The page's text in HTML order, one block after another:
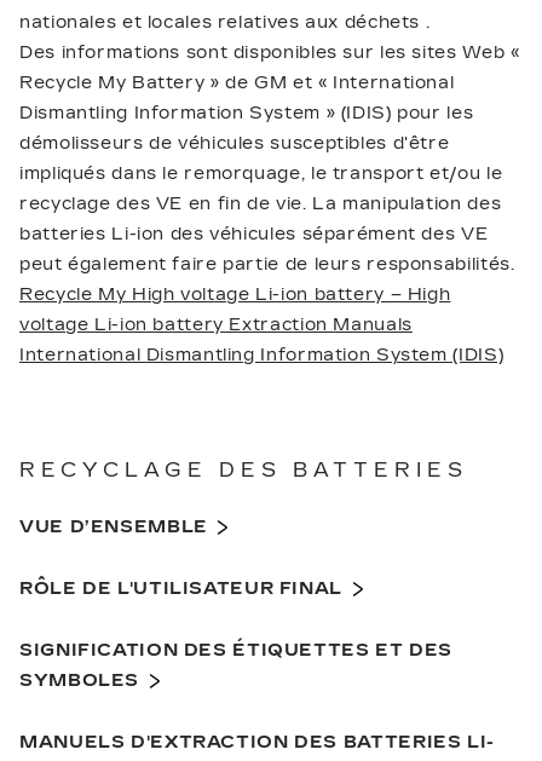
nationales et locales relatives aux déchets .
Des informations sont disponibles sur les sites Web «
Recycle My Battery » de GM et « International
Dismantling Information System » (IDIS) pour les
démolisseurs de véhicules susceptibles d'être
impliqués dans le remorquage, le transport et/ou le
recyclage des VE en fin de vie. La manipulation des
batteries Li-ion des véhicules séparément des VE
peut également faire partie de leurs responsabilités.
Recycle My High voltage Li-ion battery – High
voltage Li-ion battery Extraction Manuals
International Dismantling Information System (IDIS)
RECYCLAGE DES BATTERIES
VUE D’ENSEMBLE
RÔLE DE L'UTILISATEUR FINAL
SIGNIFICATION DES ÉTIQUETTES ET DES
SYMBOLES
MANUELS D'EXTRACTION DES BATTERIES LI-